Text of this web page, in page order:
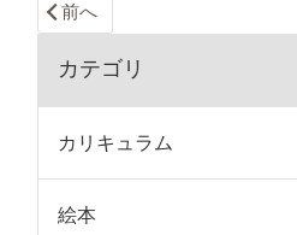
前へ
カテゴリ
カリキュラム
絵本